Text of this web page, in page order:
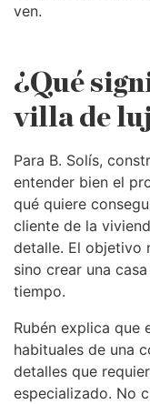
ven.
¿Qué
villa de
Para B. Solís,
entender bien el
qué quiere
cliente de la
detalle. El objetivo
sino crear una
tiempo.
Rubén explica que
habituales de una
detalles que
especializado. No